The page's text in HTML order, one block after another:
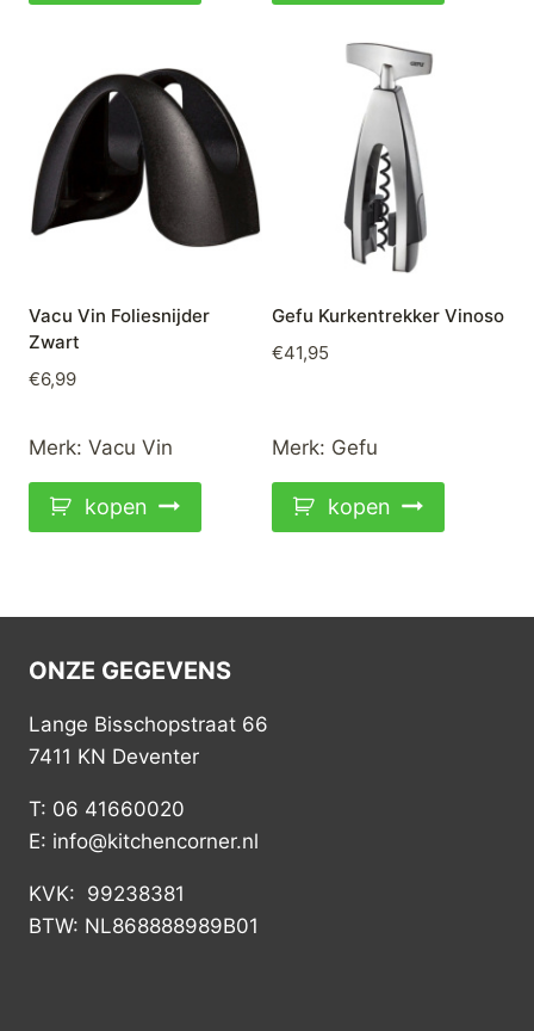
Vacu Vin Foliesnijder
Zwart
€6,99
Merk: Vacu Vin
kopen
Gefu Kurkentrekker Vinoso
€41,95
Merk: Gefu
kopen
ONZE GEGEVENS
Lange Bisschopstraat 66
7411 KN Deventer
T: 06 41660020
E: info@kitchencorner.nl
KVK: 99238381
BTW: NL868888989B01